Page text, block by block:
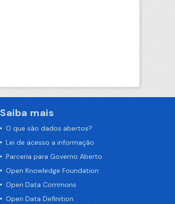
Saiba mais
O que são dados abertos?
Lei de acesso a informação
Parceria para Governo Aberto
Open Knowledge Foundation
Open Data Commons
Open Data Definition